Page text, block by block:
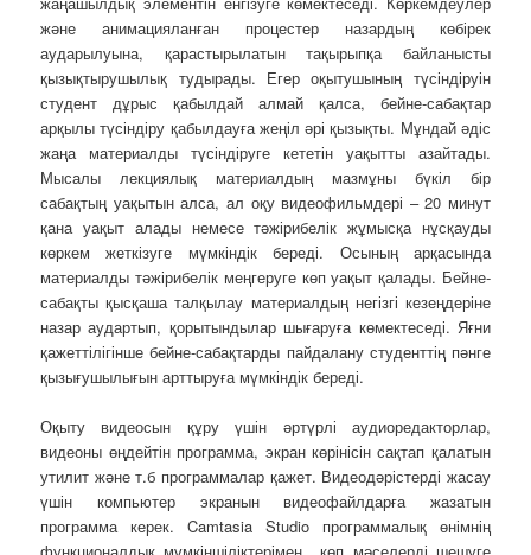
және анимацияланған процестер назардың көбірек
аударылуына, қарастырылатын тақырыпқа байланысты
қызықтырушылық тудырады. Егер оқытушының түсіндіруін
студент дұрыс қабылдай алмай қалса, бейне-сабақтар
арқылы түсіндіру қабылдауға жеңіл әрі қызықты. Мұндай әдіс
жаңа материалды түсіндіруге кететін уақытты азайтады.
Мысалы лекциялық материалдың мазмұны бүкіл бір
сабақтың уақытын алса, ал оқу видеофильмдері – 20 минут
қана уақыт алады немесе тәжірибелік жұмысқа нұсқауды
көркем жеткізуге мүмкіндік береді. Осының арқасында
материалды тәжірибелік меңгеруге көп уақыт қалады. Бейне-
сабақты қысқаша талқылау материалдың негізгі кезеңдеріне
назар аудартып, қорытындылар шығаруға көмектеседі. Яғни
қажеттілігінше бейне-сабақтарды пайдалану студенттің пәнге
қызығушылығын арттыруға мүмкіндік береді.
Оқыту видеосын құру үшін әртүрлі аудиоредакторлар,
видеоны өңдейтін программа, экран көрінісін сақтап қалатын
утилит және т.б программалар қажет. Видеодәрістерді жасау
үшін компьютер экранын видеофайлдарға жазатын
программа керек. Camtasia Studio программалық өнімнің